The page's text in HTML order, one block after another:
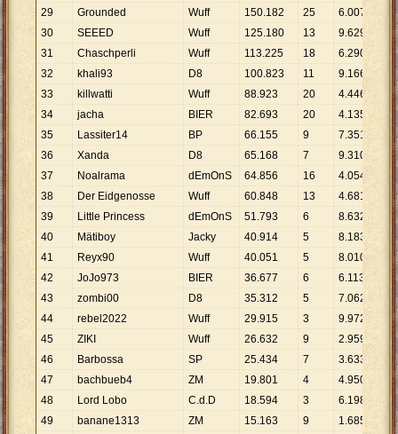
29
Grounded Wuff 150.182 25 6.007
30
SEEED Wuff 125.180 13 9.629
31
Chaschperli Wuff 113.225 18 6.290
32
khali93 D8 100.823 11 9.166
33
killwatti Wuff 88.923 20 4.446
34
jacha BIER 82.693 20 4.135
35
Lassiter14 BP 66.155 9 7.351
36
Xanda D8 65.168 7 9.310
37
Noalrama dEmOnS 64.856 16 4.054
38
Der Eidgenosse Wuff 60.848 13 4.681
39
Little Princess dEmOnS 51.793 6 8.632
40
Mätiboy Jacky 40.914 5 8.183
41
Reyx90 Wuff 40.051 5 8.010
42
JoJo973 BIER 36.677 6 6.113
43
zombi00 D8 35.312 5 7.062
44
rebel2022 Wuff 29.915 3 9.972
45
ZIKI Wuff 26.632 9 2.959
46
Barbossa SP 25.434 7 3.633
47
bachbueb4 ZM 19.801 4 4.950
48
Lord Lobo C.d.D 18.594 3 6.198
49
banane1313 ZM 15.163 9 1.685